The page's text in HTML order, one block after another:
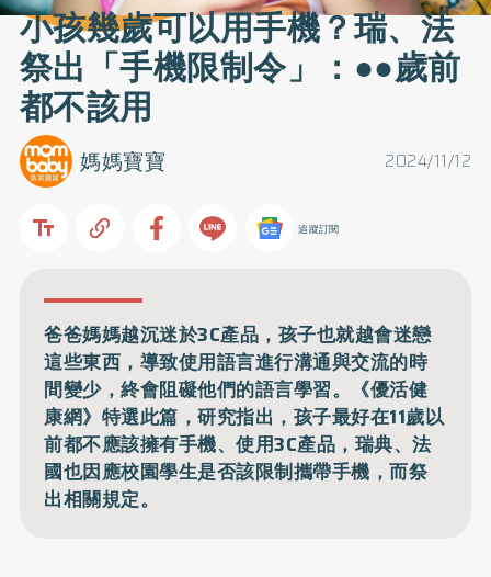
小孩幾歲可以用手機？瑞、法
祭出「手機限制令」：●●歲前
都不該用
2024/11/12
媽媽寶寶
追蹤訂閱
爸爸媽媽越沉迷於3C產品，孩子也就越會迷戀
這些東西，導致使用語言進行溝通與交流的時
間變少，終會阻礙他們的語言學習。《優活健
康網》特選此篇，研究指出，孩子最好在11歲以
前都不應該擁有手機、使用3C產品，瑞典、法
國也因應校園學生是否該限制攜帶手機，而祭
出相關規定。